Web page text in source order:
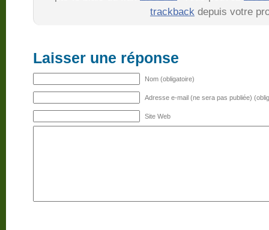
trackback depuis votre
Laisser une réponse
Nom (obligatoire)
Adresse e-mail (ne sera pas publiée)
Site Web